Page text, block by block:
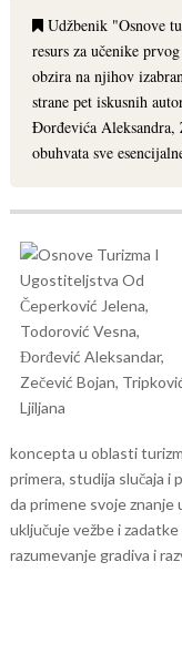
Udžbenik "Osnove
resurs za učenike
obzira na njihov
strane pet iskusnih
Đorđevića
obuhvata sve
koncepta u oblasti
primera, studija slučaja i
da primene svoje znanje
uključuje vežbe i
razumevanje gradiva i